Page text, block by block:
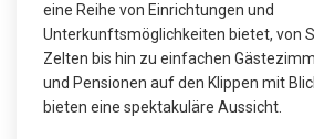
eine Reihe von Einrichtungen und
Unterkunftsmöglichkeiten bietet, von
Zelten bis hin zu einfachen
und Pensionen auf den Klippen mit
bieten eine spektakuläre Aussicht.